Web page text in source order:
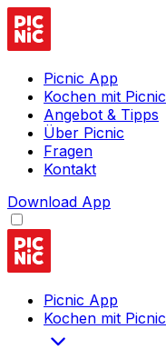
Picnic App
Kochen mit Picnic
Angebot & Tipps
Über Picnic
Fragen
Kontakt
Download App
Picnic App
Kochen mit Picnic